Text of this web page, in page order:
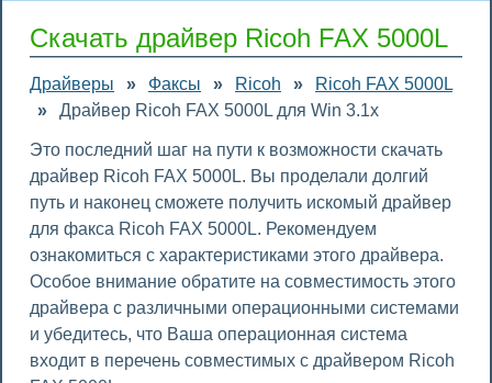
Скачать драйвер Ricoh FAX 5000L
Драйверы » Факсы » Ricoh »
Ricoh FAX 5000L
»
Драйвер Ricoh FAX 5000L для Win 3.1x
Это последний шаг на пути к возможности скачать
драйвер Ricoh FAX 5000L. Вы проделали долгий
путь и наконец сможете получить искомый драйвер
для факса Ricoh FAX 5000L. Рекомендуем
ознакомиться с характеристиками этого драйвера.
Особое внимание обратите на совместимость этого
драйвера с различными операционными системами
и убедитесь, что Ваша операционная система
входит в перечень совместимых с драйвером Ricoh